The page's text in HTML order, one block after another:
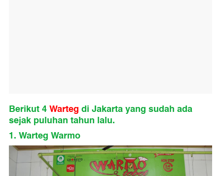
Berikut 4Warteg di Jakarta yang sudah ada
sejak puluhan tahun lalu.
1. Warteg Warmo